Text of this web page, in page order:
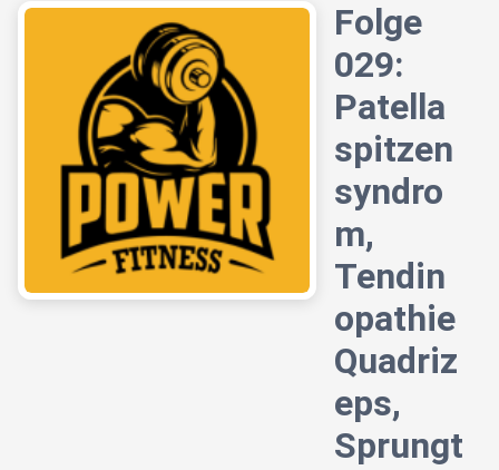
Folge
029:
Patella
spitzen
syndro
m,
Tendin
opathie
Quadriz
eps,
Sprungt